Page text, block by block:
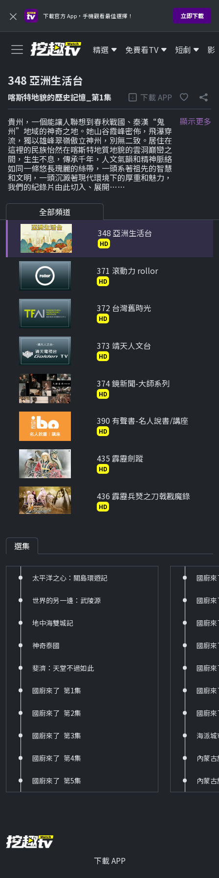
× 下載官方 App，手機觀看最佳選擇！ 立即下載
精選 免費看TV 短劇 影
348 亞洲生活台
喀斯特地貌的歷史記憶_第1集 下載 APP
貴州，一個能讓人聯想到春秋戰國、秦漢“鬼
州”地域的神奇之地。她山谷霞峰密佈，飛瀑穿
流，獨以雄峰翠嶺傲立神州，別無二致。居住在
這裡的民族怡然在喀斯特地質地貌的雲洞巔巒之
間，生生不息，傳承千年，人文氣韻和精神脈絡
如同一條悠長瑰麗的絲帶，一頭系著祖先的智慧
和文明，一頭沉澱著現代環境下的厚重和魅力，
我們的紀錄片由此切入、展開……
顯示更多
全部頻道
HD
343 萌寵日常
HD
HD
345 新唐人生活台
HD
346 北台灣生活誌
HD
HD
348 亞洲生活台
HD
371 滾動力 rollor
HD
372 台灣舊時光
HD
373 靖天人文台
HD
374 鏡新聞-大師系列
HD
390 有聲書-名人說書/講座
HD
435 霹靂劍蹤
HD
436 霹靂兵燹之刀戟戡魔錄
HD
HD
446 霹靂震寰宇之龍戰八荒
462 豆小鴨
選集
太平洋之心：關島環遊記
世界的另一邊：武陵源
地中海雙城記
神奇泰國
斐濟：天堂不過如此
國廚來了_第1集
國廚來了_第2集
國廚來了_第3集
國廚來了_第4集
國廚來了_第5集
國廚
國廚
國廚
國廚
國廚
國廚
國廚
海派
內蒙
內蒙
下載 APP